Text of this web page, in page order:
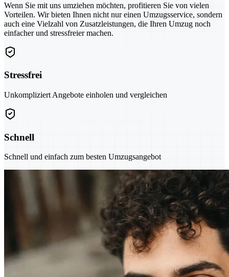
Wenn Sie mit uns umziehen möchten, profitieren Sie von vielen
Vorteilen. Wir bieten Ihnen nicht nur einen Umzugsservice, sondern
auch eine Vielzahl von Zusatzleistungen, die Ihren Umzug noch
einfacher und stressfreier machen.
Stressfrei
Unkompliziert Angebote einholen und vergleichen
Schnell
Schnell und einfach zum besten Umzugsangebot